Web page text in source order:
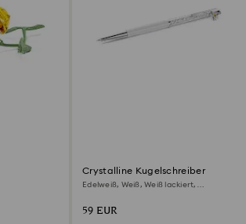
Crystalline Kugelschreiber
Edelweiß, Weiß, Weiß lackiert,
59 EUR